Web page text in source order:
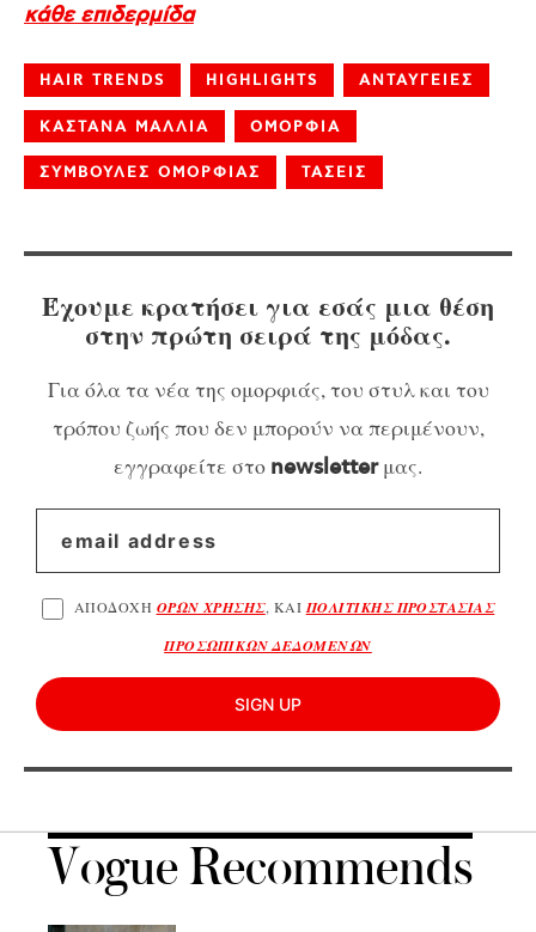
κάθε επιδερμίδα
HAIR TRENDS HIGHLIGHTS ΑΝΤΑΥΓΕΙΕΣ
ΚΑΣΤΑΝΑ ΜΑΛΛΙΑ ΟΜΟΡΦΙΑ
ΣΥΜΒΟΥΛΕΣ ΟΜΟΡΦΙΑΣ ΤΑΣΕΙΣ
Έχουμε κρατήσει για εσάς μια θέση
στην πρώτη σειρά της μόδας.
Για όλα τα νέα της ομορφιάς, του στυλ και του
τρόπου ζωής που δεν μπορούν να περιμένουν,
εγγραφείτε στο newsletterμας.
ΑΠΟΔΟΧΗ ΟΡΩΝ ΧΡΗΣΗΣ, ΚΑΙ ΠΟΛΙΤΙΚΗΣ ΠΡΟΣΤΑΣΙΑΣ
ΠΡΟΣΩΠΙΚΩΝ ΔΕΔΟΜΕΝΩΝ
SIGN UP
Vogue Recommends